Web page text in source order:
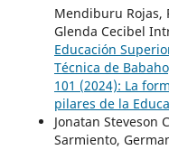
Mendiburu Rojas,
Glenda Cecibel
Educación
Técnica de
101 (2024): La
pilares de la
Jonatan Steveson
Sarmiento,